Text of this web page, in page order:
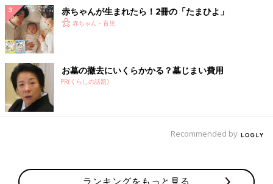
赤ちゃんが生まれたら！2冊の「たまひよ」
赤ちゃん・育児
お墓の撤去にいくらかかる？墓じまい費用
PR(くらしの話題)
Recommended by
ランキングをもっと見る